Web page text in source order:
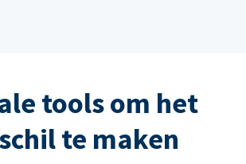
tools om het
te maken